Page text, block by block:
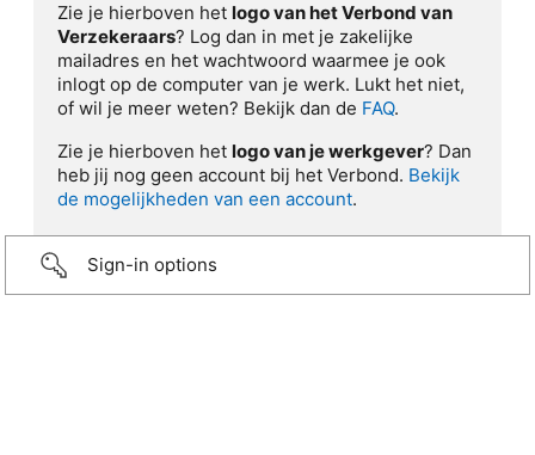
Zie je hierboven het logo van het Verbond van
Verzekeraars? Log dan in met je zakelijke
mailadres en het wachtwoord waarmee je ook
inlogt op de computer van je werk. Lukt het niet,
of wil je meer weten? Bekijk dan de FAQ.
Zie je hierboven het logo van je werkgever? Dan
heb jij nog geen account bij het Verbond. Bekijk
de mogelijkheden van een account.
Sign-in options